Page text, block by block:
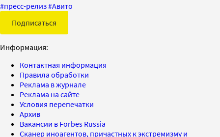
#пресс-релиз#Авито
Подписаться
Информация:
Контактная информация
Правила обработки
Реклама в журнале
Реклама на сайте
Условия перепечатки
Архив
Вакансии в Forbes Russia
Сканер иноагентов, причастных к экстремизму и